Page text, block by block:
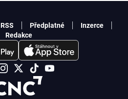
RSS Předplatné
Inzerce
Redakce